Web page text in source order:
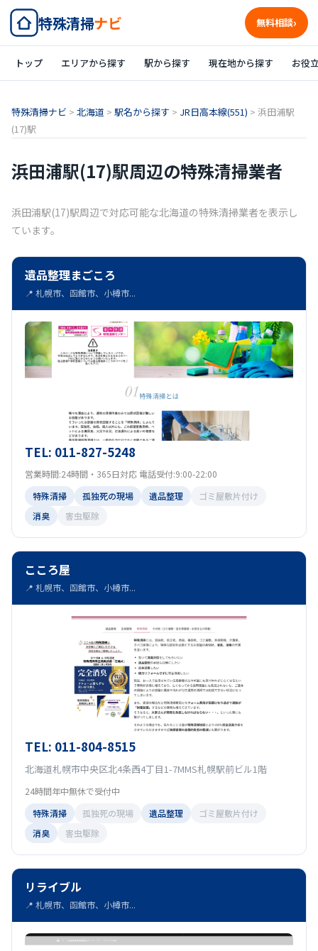
特殊清掃ナビ 無料相談
トップ エリアから探す 駅から探す 現在地から探す お役
特殊清掃ナビ > 北海道 > 駅名から探す > JR日高本線(551) > 浜田浦駅
(17)駅
浜田浦駅(17)駅周辺の特殊清掃業者
浜田浦駅(17)駅周辺で対応可能な北海道の特殊清掃業者を表示し
ています。
遺品整理まごころ
📍 札幌市、函館市、小樽市...
TEL: 011-827-5248
営業時間:24時間・365日対応 電話受付:9:00-22:00
特殊清掃
孤独死の現場 遺品整理
ゴミ屋敷片付け
消臭
害虫駆除
こころ屋
📍 札幌市、函館市、小樽市...
TEL: 011-804-8515
北海道札幌市中央区北4条西4丁目1-7MMS札幌駅前ビル1階
24時間年中無休で受付中
特殊清掃
孤独死の現場 遺品整理
ゴミ屋敷片付け
消臭
害虫駆除
リライブル
📍 札幌市、函館市、小樽市...